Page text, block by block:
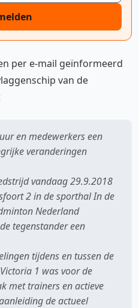
per e-mail geïnformeerd
van de
en medewerkers een
veranderingen
vandaag 29.9.2018
2 in de sporthal In de
Nederland
tegenstander een
tijdens en tussen de
1 was voor de
met trainers en actieve
de actueel